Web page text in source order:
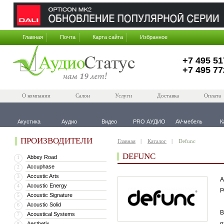
Главная Почта Карта сайта Избранное
+7 495
+7 495
О компании Салон Услуги Доставка Оплата
Акустика Аудио Видео PRO АУДИО AV-мебель
ПРОИЗВОДИТЕЛИ
1 Abbey Road
2 Accuphase
3 Accustic Arts
4 Acoustic Energy
5 Acoustic Signature
6 Acoustic Solid
7 Acoustical Systems
Главная Каталог Defunc
DEFUNC